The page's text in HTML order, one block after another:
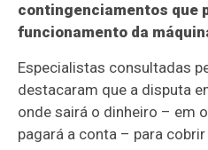
contingenciamentos que
funcionamento da
Especialistas consultadas
destacaram que a disputa
onde sairá o dinheiro – em
pagará a conta – para